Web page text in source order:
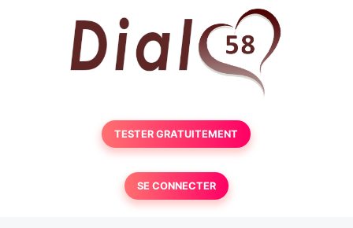
TESTER GRATUITEMENT
SE CONNECTER